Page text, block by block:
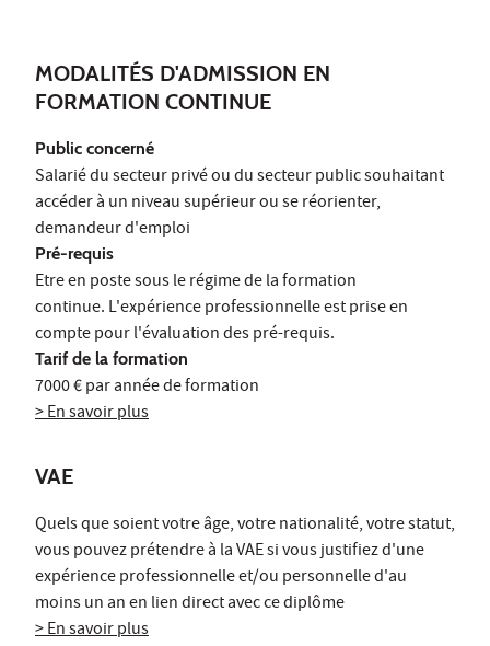
MODALITÉS D'ADMISSION EN
FORMATION CONTINUE
Public concerné
Salarié du secteur privé ou du secteur public souhaitant
accéder à un niveau supérieur ou se réorienter,
demandeur d'emploi
Pré-requis
Etre en poste sous le régime de la formation
continue. L'expérience professionnelle est prise en
compte pour l'évaluation des pré-requis.
Tarif de la formation
7000 € par année de formation
> En savoir plus
VAE
Quels que soient votre âge, votre nationalité, votre statut,
vous pouvez prétendre à la VAE si vous justifiez d'une
expérience professionnelle et/ou personnelle d'au
moins un an en lien direct avec ce diplôme
> En savoir plus